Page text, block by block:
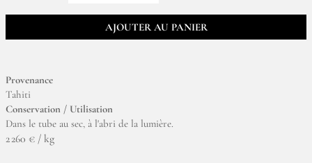
AJOUTER AU PANIER
Provenance
Tahiti
Conservation / Utilisation
Dans le tube au sec, à l'abri de la lumière.
2 260 € / kg